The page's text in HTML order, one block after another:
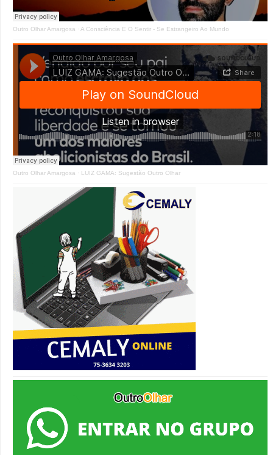
Outro Olhar Amargosa · A Consciência E O Sentir - Se Estrangeiro Ao Mundo
Outro Olhar Amargosa · LUIZ GAMA: Sugestão Outro Olhar